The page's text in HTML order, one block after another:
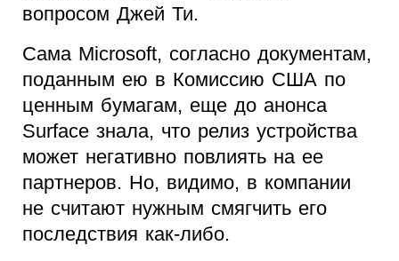
вопросом Джей Ти.
Сама Microsoft, согласно документам,
поданным ею в Комиссию США по
ценным бумагам, еще до анонса
Surface знала, что релиз устройства
может негативно повлиять на ее
партнеров. Но, видимо, в компании
не считают нужным смягчить его
последствия как-либо.